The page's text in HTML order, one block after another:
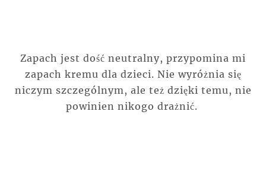
Zapach jest dość neutralny, przypomina mi
zapach kremu dla dzieci. Nie wyróżnia się
niczym szczególnym, ale też dzięki temu, nie
powinien nikogo drażnić.